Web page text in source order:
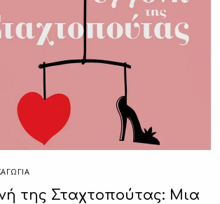
της Σταχτοπούτας: Μια